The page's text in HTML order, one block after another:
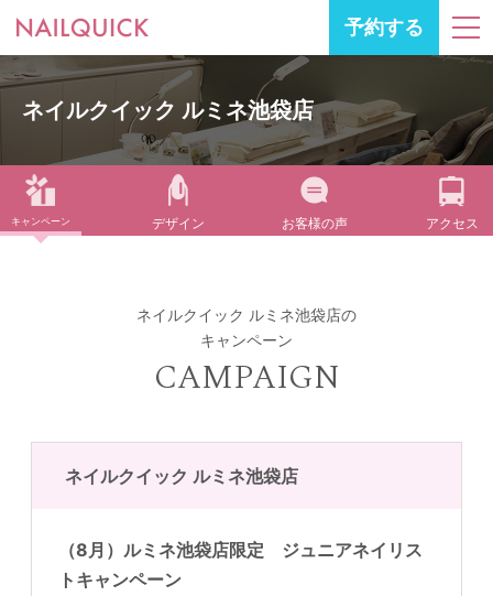
予約する
ネイルクイック ルミネ池袋店
キャンペーン デザイン お客様の声 アクセス
ネイルクイック ルミネ池袋店の
キャンペーン
CAMPAIGN
ネイルクイック ルミネ池袋店
（8月）ルミネ池袋店限定 ジュニアネイリス
トキャンペーン